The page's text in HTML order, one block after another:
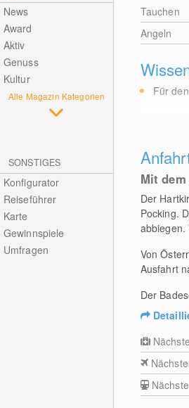
News
Award
Aktiv
Genuss
Kultur
Alle Magazin Kategorien
SONSTIGES
Konfigurator
Reiseführer
Karte
Gewinnspiele
Umfragen
Tauchen
Angeln
Für
Mit
Der
Pocking.
abbiegen.
Von
Ausfahrt
Der